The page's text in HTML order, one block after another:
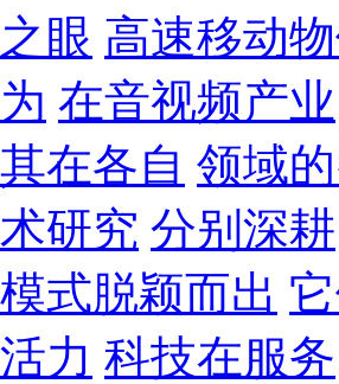
之眼 高速移动
为 在音视频产业
其在各自 领域
术研究 分别深耕
模式脱颖而出
活力 科技在服务